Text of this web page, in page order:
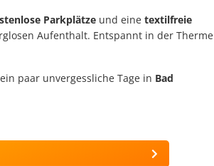
Parkplätze und eine textilfreie
Aufenthalt. Entspannt in der Therme
paar unvergessliche Tage in Bad